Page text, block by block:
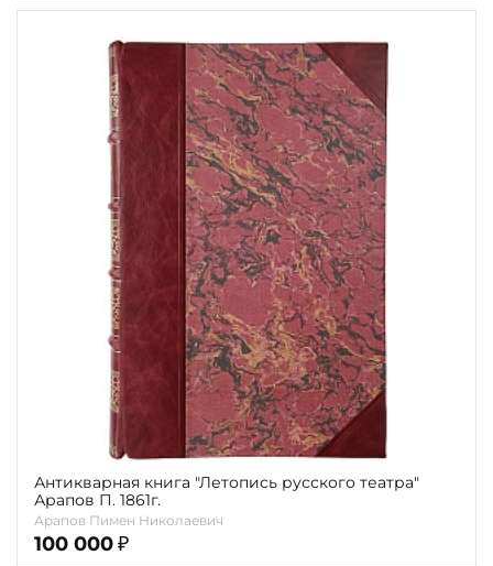
Антикварная книга "Летопись русского театра"
Арапов П. 1861г.
Арапов Пимен Николаевич
100 000 ₽